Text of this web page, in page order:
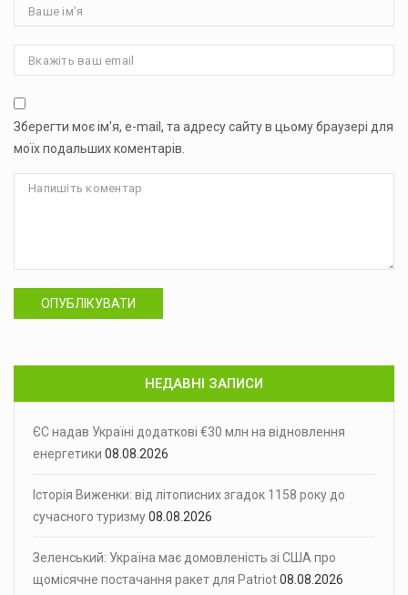
Зберегти моє ім'я, e-mail, та адресу сайту в цьому браузері для
моїх подальших коментарів.
ОПУБЛІКУВАТИ
НЕДАВНІ ЗАПИСИ
ЄС надав Україні додаткові €30 млн на відновлення
енергетики 08.08.2026
Історія Виженки: від літописних згадок 1158 року до
сучасного туризму08.08.2026
Зеленський: Україна має домовленість зі США про
щомісячне постачання ракет для Patriot08.08.2026